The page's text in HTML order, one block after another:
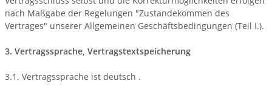
nach Maßgabe der Regelungen "Zustandekommen des
Vertrages" unserer Allgemeinen Geschäftsbedingungen (Teil I.).
3. Vertragssprache, Vertragstextspeicherung
3.1. Vertragssprache ist deutsch .